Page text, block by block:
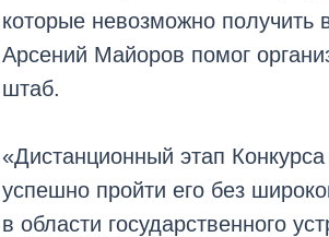
которые невозможно
Арсений Майоров помог
штаб.
«Дистанционный этап
успешно пройти его без
в области государственного